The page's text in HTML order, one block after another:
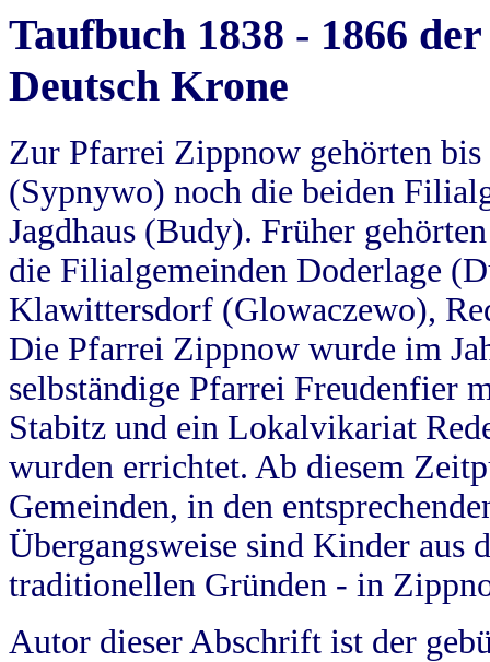
Taufbuch 1838 - 1866
Deutsch Krone
Zur Pfarrei Zippnow gehörten
(Sypnywo) noch die beiden
Jagdhaus (Budy). Früher
die Filialgemeinden Doderlage
Klawittersdorf (Glowaczewo),
Die Pfarrei Zippnow wurde im
selbständige Pfarrei Freudenfier
Stabitz und ein Lokalvikariat
wurden errichtet. Ab diesem
Gemeinden, in den
Übergangsweise sind Kinder aus
traditionellen Gründen - in
Autor dieser Abschrift ist der